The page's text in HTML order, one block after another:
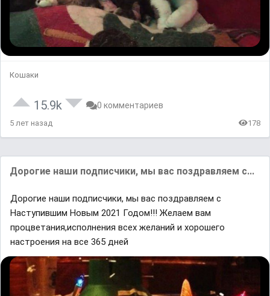
Кошаки
15.9k 0 комментариев
5 лет назад 178
Дорогие наши подписчики, мы вас поздравляем с...
Дорогие наши подписчики, мы вас поздравляем с
Наступившим Новым 2021 Годом!!! Желаем вам
процветания,исполнения всех желаний и хорошего
настроения на все 365 дней